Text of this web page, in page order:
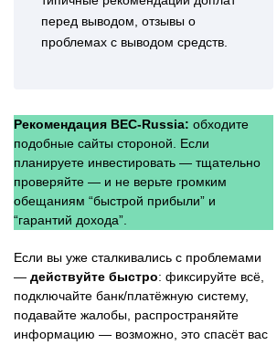
перед выводом, отзывы о
проблемах с выводом средств.
Рекомендация BEC-Russia: обходите
подобные сайты стороной. Если
планируете инвестировать — тщательно
проверяйте — и не верьте громким
обещаниям “быстрой прибыли” и
“гарантий дохода”.
Если вы уже сталкивались с проблемами
— действуйте быстро: фиксируйте всё,
подключайте банк/платёжную систему,
подавайте жалобы, распространяйте
информацию — возможно, это спасёт вас